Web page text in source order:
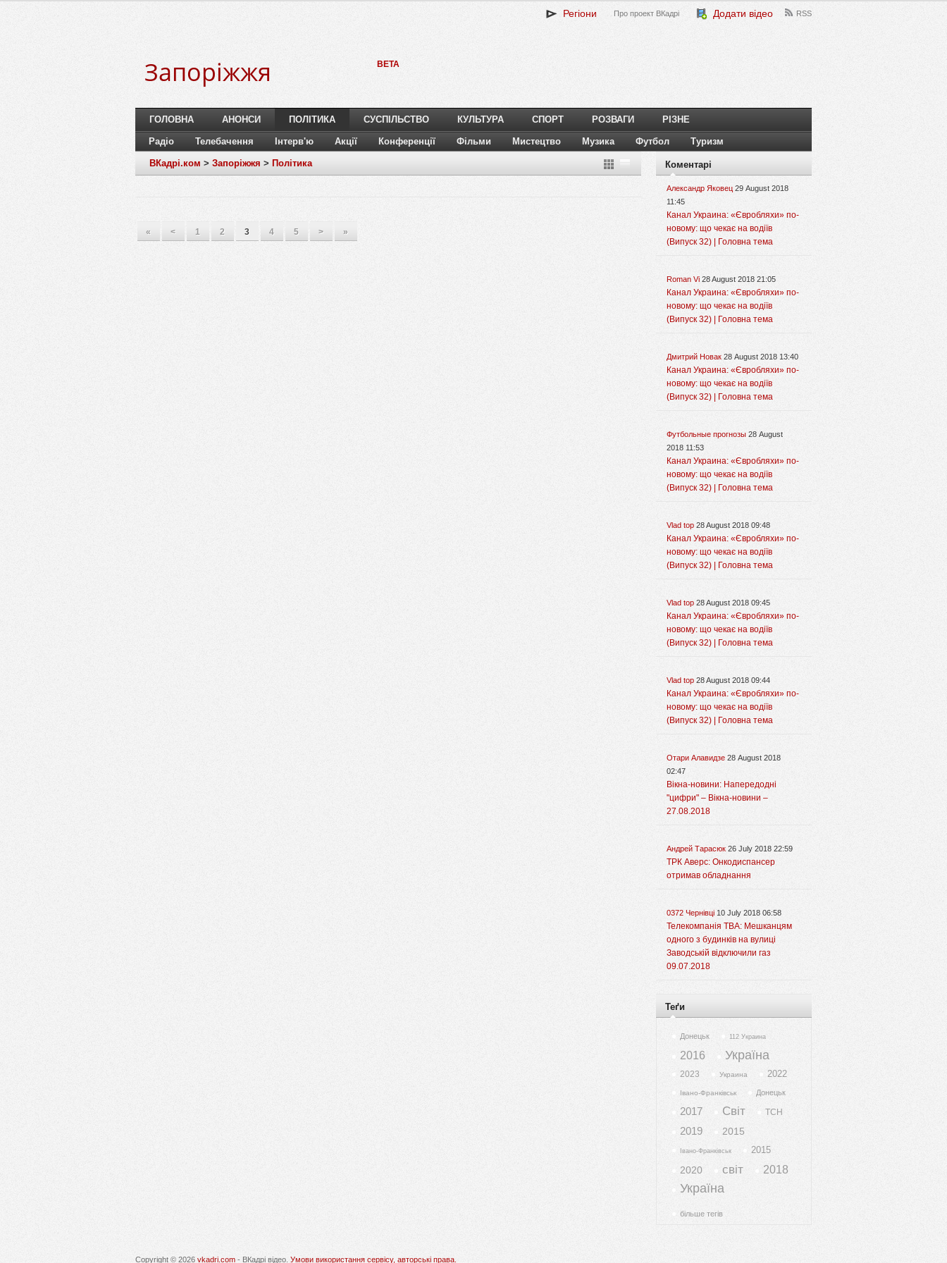
Регіони Про проект ВКадрі Додати відео RSS
Запоріжжя BETA
ГОЛОВНА АНОНСИ ПОЛІТИКА СУСПІЛЬСТВО КУЛЬТУРА СПОРТ РОЗВАГИ РІЗНЕ
Радіо Телебачення Інтерв'ю Акції Конференції Фільми Мистецтво Музика Футбол Туризм
ВКадрі.ком > Запоріжжя > Політика
« < 1 2 3 4 5 > »
Коментарі
Александр Яковец 29 August 2018
11:45
Канал Украина: «Євробляхи» по-
новому: що чекає на водіїв
(Випуск 32) | Головна тема
Roman Vi 28 August 2018 21:05
Канал Украина: «Євробляхи» по-
новому: що чекає на водіїв
(Випуск 32) | Головна тема
Дмитрий Новак 28 August 2018 13:40
Канал Украина: «Євробляхи» по-
новому: що чекає на водіїв
(Випуск 32) | Головна тема
Футбольные прогнозы 28 August
2018 11:53
Канал Украина: «Євробляхи» по-
новому: що чекає на водіїв
(Випуск 32) | Головна тема
Vlad top 28 August 2018 09:48
Канал Украина: «Євробляхи» по-
новому: що чекає на водіїв
(Випуск 32) | Головна тема
Vlad top 28 August 2018 09:45
Канал Украина: «Євробляхи» по-
новому: що чекає на водіїв
(Випуск 32) | Головна тема
Vlad top 28 August 2018 09:44
Канал Украина: «Євробляхи» по-
новому: що чекає на водіїв
(Випуск 32) | Головна тема
Отари Алавидзе 28 August 2018
02:47
Вікна-новини: Напередодні
"цифри" – Вікна-новини –
27.08.2018
Андрей Тарасюк 26 July 2018 22:59
ТРК Аверс: Онкодиспансер
отримав обладнання
0372 Чернівці 10 July 2018 06:58
Телекомпанія ТВА: Мешканцям
одного з будинків на вулиці
Заводській відключили газ
09.07.2018
Теґи
Донецьк 112 Украина
2016 Україна
2023 Украина 2022
Івано-Франківськ Донецьк
2017 Світ ТСН
2019 2015
Івано-Франківськ 2015
2020 світ 2018
Україна
більше тегів
Copyright © 2026 vkadri.com - ВКадрі відео. Умови використання сервісу, авторські права.